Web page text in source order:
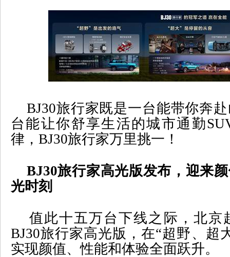
BJ30旅行家既是一台能带你奔
台能让你舒享生活的城市通勤
律， BJ30旅行家万里挑一！
BJ30旅行家高光版发布，迎来
光时刻
值此十五万台下线之际，北京
BJ30旅行家高光版，在“超野、超
实现颜值、性能和体验全面跃升。